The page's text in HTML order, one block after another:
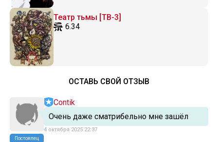
Театр тьмы [ТВ-3]
6.34
ОСТАВЬ СВОЙ ОТЗЫВ
Постоялец
Contik
Очень даже сматрибельно мне зашёл
4 октября 2025 22:37